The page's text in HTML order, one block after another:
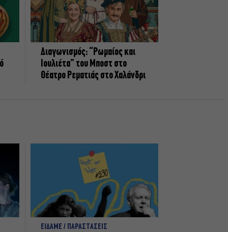
Διαγωνισμός: “Ρωμαίος και
Ιουλιέτα” του Μποστ στο
Θέατρο Ρεματιάς στο Χαλάνδρι
ΕΙΔΑΜΕ / ΠΑΡΑΣΤΑΣΕΙΣ